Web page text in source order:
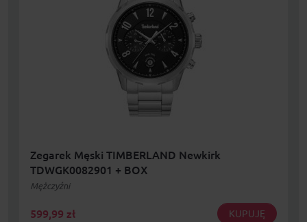
Zegarek Męski TIMBERLAND Newkirk
TDWGK0082901 + BOX
Mężczyźni
599,99 zł KUPUJĘ